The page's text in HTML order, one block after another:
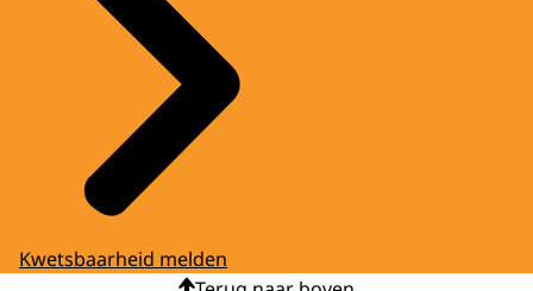
Kwetsbaarheid melden